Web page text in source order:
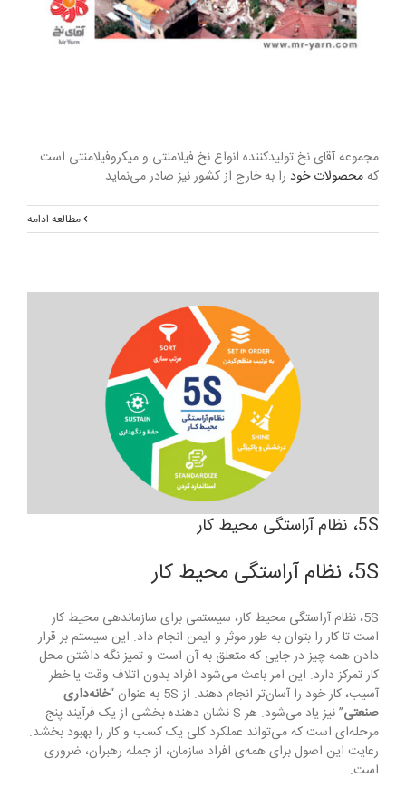
مجموعه آقای نخ تولیدکننده انواع نخ فیلامنتی و میکروفیلامنتی است
کهمحصولات خود را به خارج از کشور نیز صادر می‌نماید.
مطالعه ادامه
5S، نظام آراستگی محیط کار
5S، نظام آراستگی محیط کار
5S، نظام آراستگی محیط کار، سیستمی برای سازماندهی محیط کار
است تا کار را بتوان به طور موثر و ایمن انجام داد. این سیستم بر قرار
دادن همه چیز در جایی که متعلق به آن است و تمیز نگه داشتن محل
کار تمرکز دارد. این امر باعث می‌شود افراد بدون اتلاف وقت یا خطر
آسیب، کار خود را آسان‌تر انجام دهند. از 5S به عنوان “
خانه‌داری
صنعتی
” نیز یاد می‌شود. هر S نشان دهنده بخشی از یک فرآیند پنج
مرحله‌ای است که می‌تواند عملکرد کلی یک کسب و کار را بهبود بخشد.
رعایت این اصول برای همه‌ی افراد سازمان، از جمله رهبران، ضروری
است.